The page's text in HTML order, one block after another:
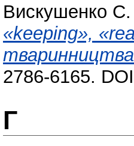
Вискушенко
«keeping»,
2786-6165.
Г